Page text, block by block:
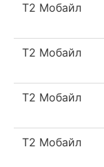
Т2 Мобайл
Т2 Мобайл
Т2 Мобайл
Т2 Мобайл